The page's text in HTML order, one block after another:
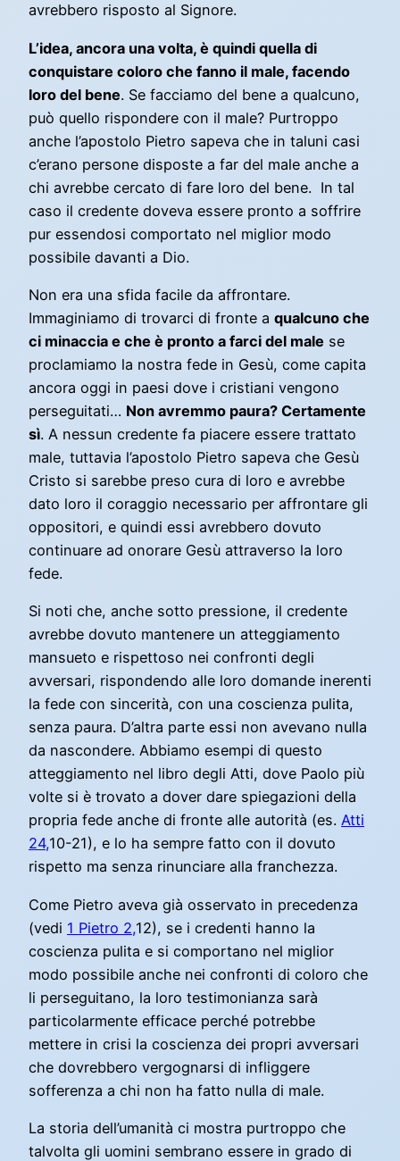
avrebbero risposto al Signore.
L’idea, ancora una volta, è quindi quella di
conquistare coloro che fanno il male, facendo
loro del bene. Se facciamo del bene a qualcuno,
può quello rispondere con il male? Purtroppo
anche l’apostolo Pietro sapeva che in taluni casi
c’erano persone disposte a far del male anche a
chi avrebbe cercato di fare loro del bene. In tal
caso il credente doveva essere pronto a soffrire
pur essendosi comportato nel miglior modo
possibile davanti a Dio.
Non era una sfida facile da affrontare.
Immaginiamo di trovarci di fronte a qualcuno che
ci minaccia e che è pronto a farci del male se
proclamiamo la nostra fede in Gesù, come capita
ancora oggi in paesi dove i cristiani vengono
perseguitati… Non avremmo paura? Certamente
sì. A nessun credente fa piacere essere trattato
male, tuttavia l’apostolo Pietro sapeva che Gesù
Cristo si sarebbe preso cura di loro e avrebbe
dato loro il coraggio necessario per affrontare gli
oppositori, e quindi essi avrebbero dovuto
continuare ad onorare Gesù attraverso la loro
fede.
Si noti che, anche sotto pressione, il credente
avrebbe dovuto mantenere un atteggiamento
mansueto e rispettoso nei confronti degli
avversari, rispondendo alle loro domande inerenti
la fede con sincerità, con una coscienza pulita,
senza paura. D’altra parte essi non avevano nulla
da nascondere. Abbiamo esempi di questo
atteggiamento nel libro degli Atti, dove Paolo più
volte si è trovato a dover dare spiegazioni della
propria fede anche di fronte alle autorità (es. Atti
24,10-21), e lo ha sempre fatto con il dovuto
rispetto ma senza rinunciare alla franchezza.
Come Pietro aveva già osservato in precedenza
(vedi 1 Pietro 2,12), se i credenti hanno la
coscienza pulita e si comportano nel miglior
modo possibile anche nei confronti di coloro che
li perseguitano, la loro testimonianza sarà
particolarmente efficace perché potrebbe
mettere in crisi la coscienza dei propri avversari
che dovrebbero vergognarsi di infliggere
sofferenza a chi non ha fatto nulla di male.
La storia dell’umanità ci mostra purtroppo che
talvolta gli uomini sembrano essere in grado di